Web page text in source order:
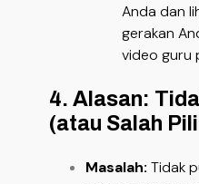
Anda dan
gerakan
video guru
4. Alasan:
(atau Salah
Masalah: Tidak